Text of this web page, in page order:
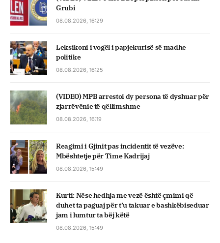
Grubi
08.08.2026, 16:29
Leksikoni i vogël i papjekurisë së madhe
politike
08.08.2026, 16:25
(VIDEO) MPB arrestoi dy persona të dyshuar për
zjarrëvënie të qëllimshme
08.08.2026, 16:19
Reagimi i Gjinit pas incidentit të vezëve:
Mbështetje për Time Kadrijaj
08.08.2026, 15:49
Kurti: Nëse hedhja me vezë është çmimi që
duhet ta paguaj për t’u takuar e bashkëbiseduar
jam i lumtur ta bëj këtë
08.08.2026, 15:49